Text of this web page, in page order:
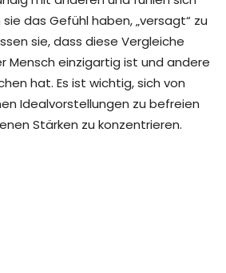
das Gefühl haben, „versagt“ zu
sie, dass diese Vergleiche
Mensch einzigartig ist und andere
hat. Es ist wichtig, sich von
Idealvorstellungen zu befreien
Stärken zu konzentrieren.